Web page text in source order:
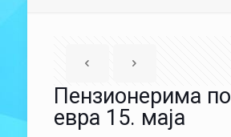
Пензионерима
евра 15. маја